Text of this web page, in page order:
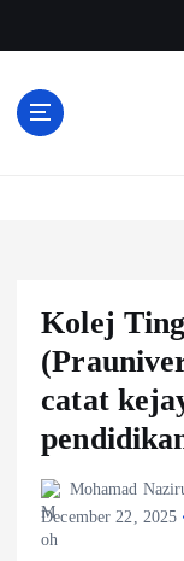
Kolej
catat
Mohamad
December 22, 2025